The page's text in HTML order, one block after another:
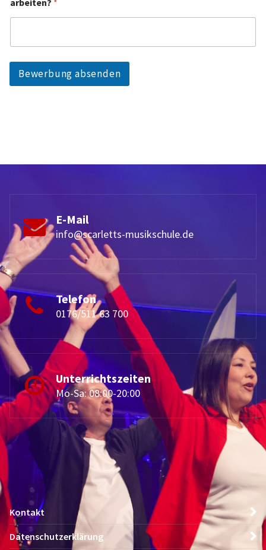
Bewerbung absenden
E-Mail
info@scarletts-musikschule.de
Telefon
0176/511 63 700
Unterrichtszeiten
Mo-Sa: 08:00-20:00
Kontakt
Datenschutzerklärung